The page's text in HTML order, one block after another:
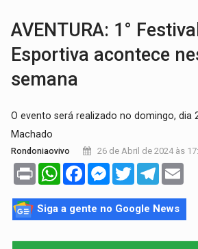
AVENTURA: 1°
Esportiva acontece
semana
O evento será realizado no domingo, dia
Machado
Rondoniaovivo 26 de Abril de 2024 às
Print WhatsAppFacebookMessenger
TwitterTelegram
Siga a gente no Google News